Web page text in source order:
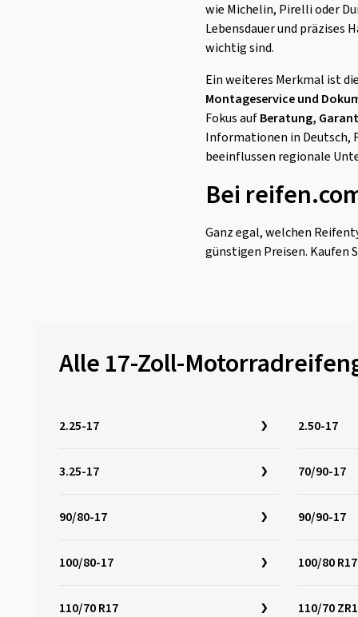
wie Michelin, Pirelli oder
Lebensdauer und präzises
wichtig sind.
Ein weiteres Merkmal ist
Montageservice und
Fokus aufBeratung,
Informationen in Deutsch,
beeinflussen regionale
Bei
Ganz egal, welchen
günstigen Preisen. Kaufen
Alle 17-Zoll-
2.25-17 2.50-17
3.25-17 70/90-17
90/80-17 90/90-17
100/80-17 100/80 R17
110/70 R17 110/70